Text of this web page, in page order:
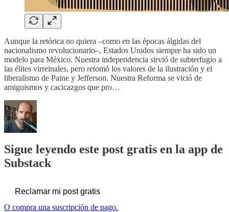
Aunque la retórica no quiera –como en las épocas álgidas del
nacionalismo revolucionario–, Estados Unidos siempre ha sido un
modelo para México. Nuestra independencia sirvió de subterfugio a
las élites virreinales, pero retomó los valores de la ilustración y el
liberalismo de Paine y Jefferson. Nuestra Reforma se vició de
amiguismos y cacicazgos que pro…
Sigue leyendo este post gratis en la app de
Substack
Reclamar mi post gratis
O compra una suscripción de pago.